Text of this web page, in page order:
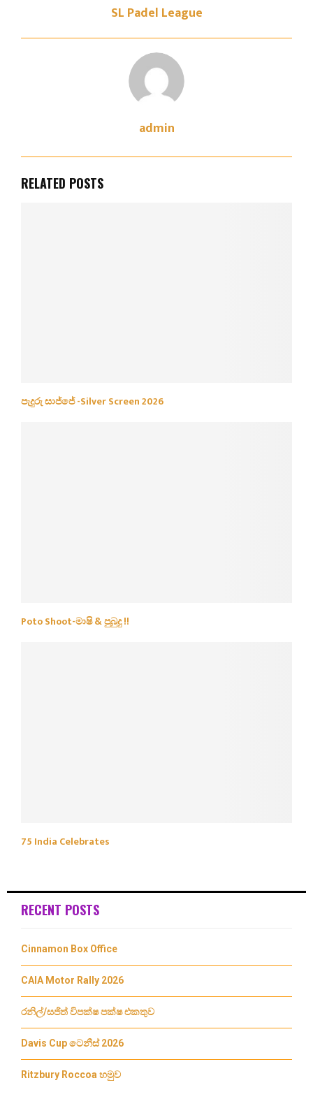
SL Padel League
admin
RELATED POSTS
පැදුරු සාජ්ජේ -Silver Screen 2026
Poto Shoot-මාෂි & පුබුදු !!
75 India Celebrates
RECENT POSTS
Cinnamon Box Office
CAIA Motor Rally 2026
රනිල්/සජිත් විපක්ෂ පක්ෂ එකතුව
Davis Cup ටෙනීස් 2026
Ritzbury Roccoa හමුව